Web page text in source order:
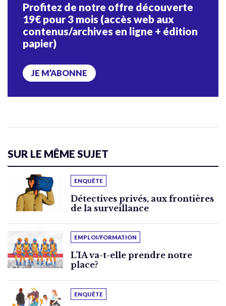
Profitez de notre offre découverte
19€ pour 3 mois (accès web aux
contenus/archives en ligne + édition
papier)
JE M’ABONNE
SUR LE MÊME SUJET
ENQUÊTE
Détectives privés, aux frontières
de la surveillance
EMPLOI/FORMATION
L’IA va-t-elle prendre notre
place?
ENQUÊTE